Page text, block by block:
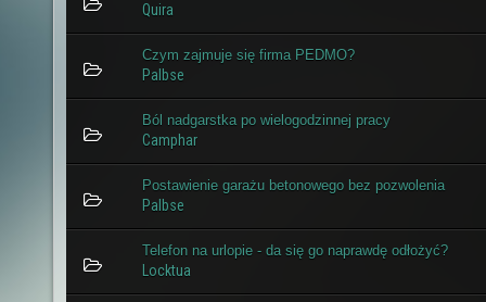
Quira
Czym zajmuje się firma PEDMO?
Palbse
Ból nadgarstka po wielogodzinnej pracy
Camphar
Postawienie garażu betonowego bez pozwolenia
Palbse
Telefon na urlopie - da się go naprawdę odłożyć?
Locktua